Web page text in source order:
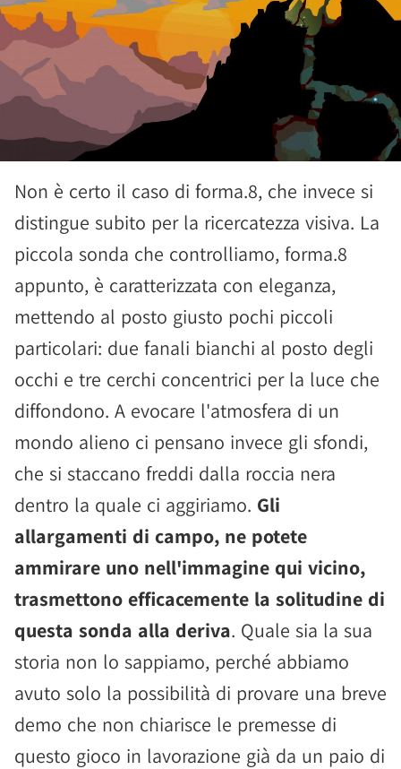
Non è certo il caso di forma.8, che invece si
distingue subito per la ricercatezza visiva. La
piccola sonda che controlliamo, forma.8
appunto, è caratterizzata con eleganza,
mettendo al posto giusto pochi piccoli
particolari: due fanali bianchi al posto degli
occhi e tre cerchi concentrici per la luce che
diffondono. A evocare l'atmosfera di un
mondo alieno ci pensano invece gli sfondi,
che si staccano freddi dalla roccia nera
dentro la quale ci aggiriamo. Gli
allargamenti di campo, ne potete
ammirare uno nell'immagine qui vicino,
trasmettono efficacemente la solitudine di
questa sonda alla deriva. Quale sia la sua
storia non lo sappiamo, perché abbiamo
avuto solo la possibilità di provare una breve
demo che non chiarisce le premesse di
questo gioco in lavorazione già da un paio di